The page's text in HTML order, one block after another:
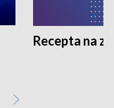
Recepta na